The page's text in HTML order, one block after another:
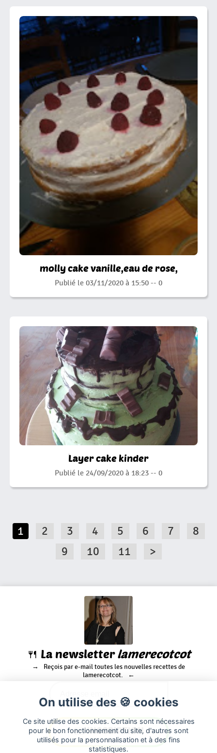
molly cake vanille,eau de rose,
Publié le 03/11/2020 à 15:50 -- 0
Layer cake kinder
Publié le 24/09/2020 à 18:23 -- 0
1 2 3 4 5 6 7
8
9
10 11 >
On utilise des 🍪 cookies
Ce site utilise des cookies. Certains sont nécessaires
pour le bon fonctionnement du site, d'autres sont
utilisés pour la personnalisation et à des fins
statistiques.
🍴 La newsletterlamerecotcot
Reçois par e-mail toutes les nouvelles recettes de
lamerecotcot.